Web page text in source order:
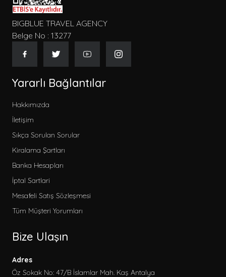
BIGBLUE TRAVEL AGENCY
Belge No : 13277
Yararlı Bağlantılar
Hakkımızda
İletişim
Sıkça Sorulan Sorular
Kiralama Şartları
Banka Hesapları
İptal Sartlari
Mesafeli Satış Sözleşmesi
Tüm Müşteri Yorumları
Bize Ulaşın
Adres
Öz Sokak No: 47/B İslamlar Mah. Kaş Antalya